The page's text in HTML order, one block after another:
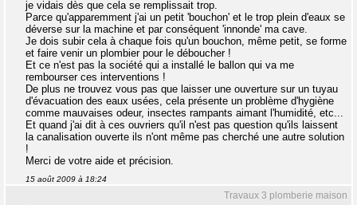
je vidais dès que cela se remplissait trop.
Parce qu'apparemment j'ai un petit 'bouchon' et le trop plein d'eaux se
déverse sur la machine et par conséquent 'innonde' ma cave.
Je dois subir cela à chaque fois qu'un bouchon, même petit, se forme
et faire venir un plombier pour le déboucher !
Et ce n'est pas la société qui a installé le ballon qui va me
rembourser ces interventions !
De plus ne trouvez vous pas que laisser une ouverture sur un tuyau
d'évacuation des eaux usées, cela présente un problème d'hygiène
comme mauvaises odeur, insectes rampants aimant l'humidité, etc...
Et quand j'ai dit à ces ouvriers qu'il n'est pas question qu'ils laissent
la canalisation ouverte ils n'ont même pas cherché une autre solution
!
Merci de votre aide et précision.
15 août 2009 à 18:24
Travaux 3 plomberie maison